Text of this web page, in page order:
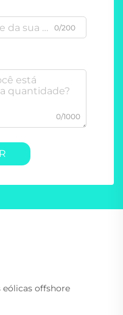
0/200
0/1000
offshore